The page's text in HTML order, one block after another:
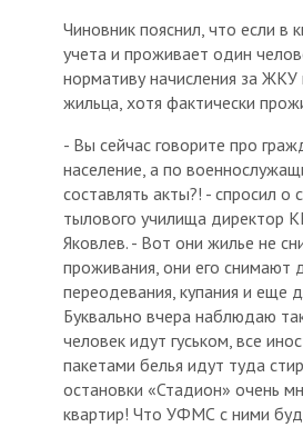
Чиновник пояснил, что если в
учета и проживает один
нормативу начисления за ЖКУ
жильца, хотя фактически
- Вы сейчас говорите про
население, а по
составлять акты?! - спросил о
тылового училища директор
Яковлев. - Вот они жилье не
проживания, они его снимают
переодевания, купания и еще
Буквально вчера наблюдаю
человек идут гуськом, все
пакетами белья идут туда
остановки «Стадион» очень
квартир! Что УФМС с ними